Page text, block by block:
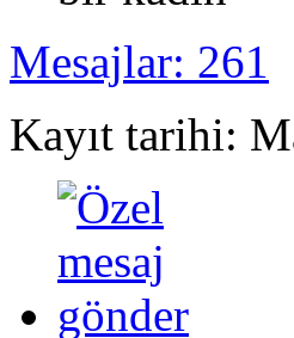
Mesajlar: 261
Kayıt tarihi: